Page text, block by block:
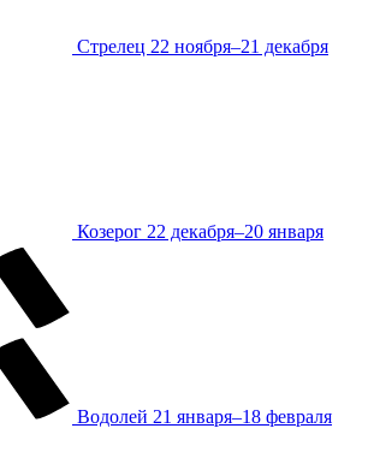
Стрелец 22 ноября–21 декабря
Козерог 22 декабря–20 января
Водолей 21 января–18 февраля